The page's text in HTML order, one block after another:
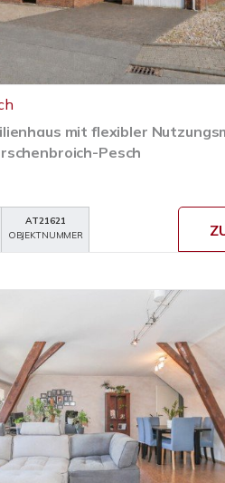
mit flexibler
Pesch
AT21621
OBJEKTNUMMER